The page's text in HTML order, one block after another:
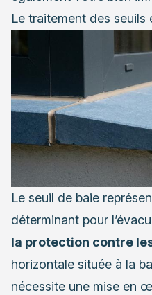
Le traitement des
Le seuil de baie
déterminant pour
la protection contre
horizontale située à la
nécessite une mise en